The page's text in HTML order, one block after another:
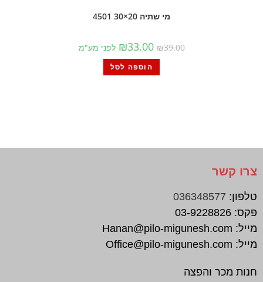
מי שתיה 20×30 4501
₪39.00
₪33.00 לפני מע"מ
הוספה לסל
צרו קשר
טלפון: 036348577
פקס: 03-9228826
מייל: Hanan@pilo-migunesh.com
מייל: Office@pilo-migunesh.com
חנות מכר והפצה